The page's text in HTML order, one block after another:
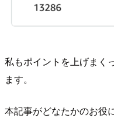
私もポイントを上げまく
ます。
本記事がどなたかのお役